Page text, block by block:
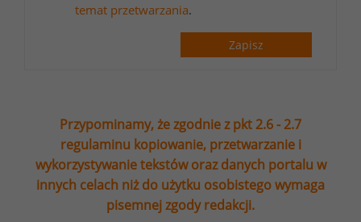
temat przetwarzania.
Zapisz
Przypominamy, że zgodnie z pkt 2.6 - 2.7
regulaminu kopiowanie, przetwarzanie i
wykorzystywanie tekstów oraz danych portalu w
innych celach niż do użytku osobistego wymaga
pisemnej zgody redakcji.